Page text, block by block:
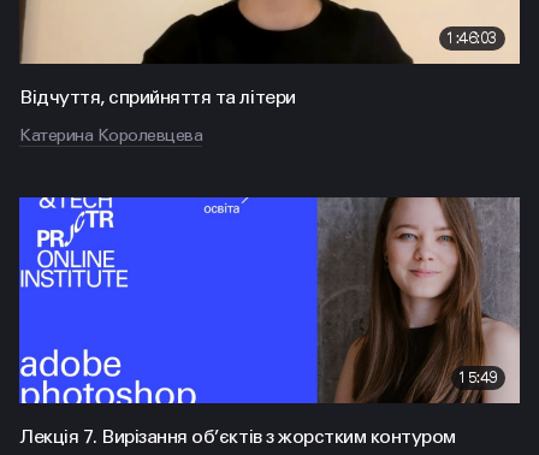
1:46:03
Відчуття, сприйняття та літери
Катерина Королевцева
15:49
Лекція 7. Вирізання об’єктів з жорстким контуром